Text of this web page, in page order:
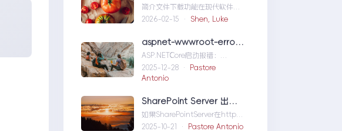
误
简介文件下载功能在现代软件开
发中占据了重要地位，无论是为
实现数据传输，...C#文件下载的
几种方式
2026-02-15 · Shen, Luke
aspnet-wwwroot-error-solution
ASP.NETCore启动报错：
DirectoryNotFoundException
wwwroo...aspnet-wwwroot-
2025-12-28 ·
Pastore
Antonio
如果SharePointServer在http的
情况下能够访问，但是在https
2025-10-21 · Pastore Antonio